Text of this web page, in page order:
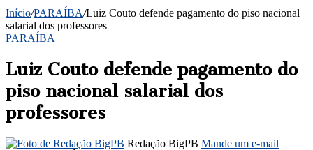
Início/PARAÍBA/Luiz Couto defende pagamento do piso nacional
salarial dos professores
PARAÍBA
Luiz Couto defende pagamento do
piso nacional salarial dos
professores
Redação BigPB Mande um e-mail